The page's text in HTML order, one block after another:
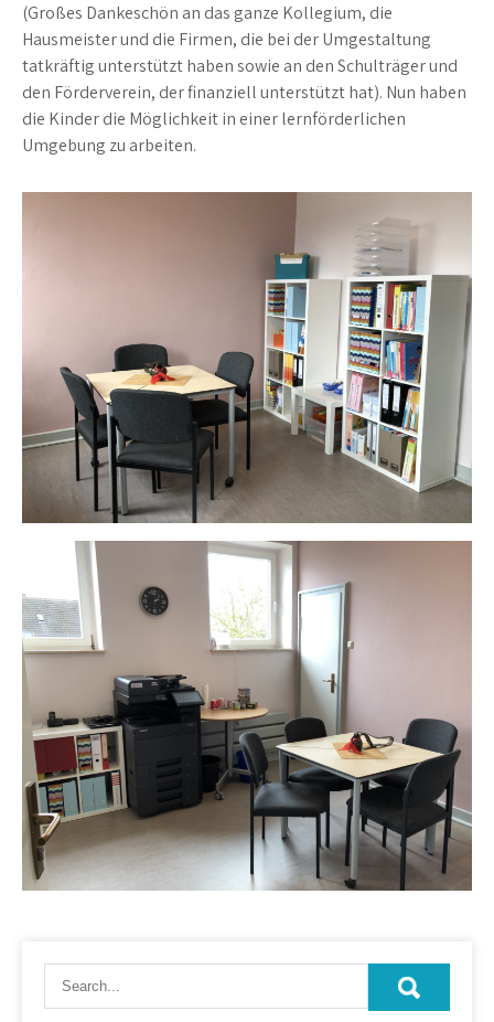
(Großes Dankeschön an das ganze Kollegium, die
Hausmeister und die Firmen, die bei der Umgestaltung
tatkräftig unterstützt haben sowie an den Schulträger und
den Förderverein, der finanziell unterstützt hat). Nun haben
die Kinder die Möglichkeit in einer lernförderlichen
Umgebung zu arbeiten.